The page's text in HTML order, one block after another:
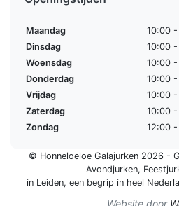
Maandag
10:00
Dinsdag
10:00
Woensdag
10:00
Donderdag
10:00
Vrijdag
10:00
Zaterdag
10:00 -
Zondag
12:00 -
© Honneloeloe Galajurken 2026 -
Avondjurken,
in Leiden, een begrip in heel